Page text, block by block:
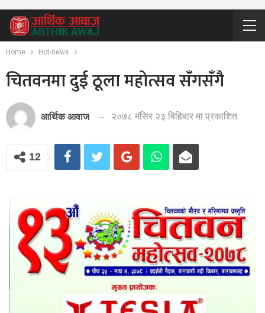
Home Hot-news
चितवनमा दुई ठूला महोत्सव सँगसँगै
आर्थिक आवाज २०७८ मंसिर २३ बिहिबार मा प्रकाशित
12